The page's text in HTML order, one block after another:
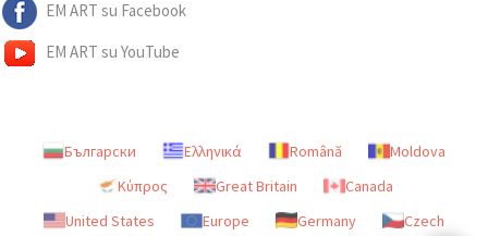
EM ART su Facebook
EM ART su YouTube
Български Ελληνικά Română
Moldova
Κύπρος
Great Britain
Canada
United States
Europe Germany Czech